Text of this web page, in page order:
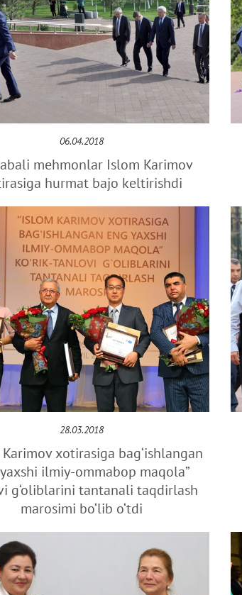
06.04.2018
mehmonlar Islom Karimov
hurmat bajo keltirishdi
28.03.2018
xotirasiga bag‘ishlangan
ilmiy-ommabop maqola”
g‘oliblarini tantanali taqdirlash
marosimi bo‘lib o‘tdi